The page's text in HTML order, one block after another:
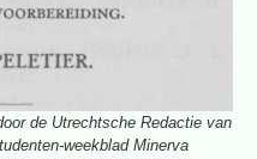
de Utrechtsche Redactie van
weekblad Minerva